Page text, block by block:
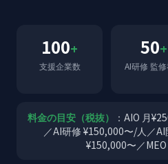
100+
支援企業数
50+
AI研修 監
料金の目安（税抜）
：AIO 月
／AI研修 ¥150,000〜/人／
¥150,000〜／